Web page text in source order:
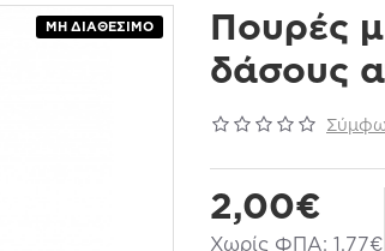
ΜΗ ΔΙΑΘΈΣΙΜΟ
Πουρές
δάσους
2,00€
Χωρίς ΦΠΑ: 1,77€